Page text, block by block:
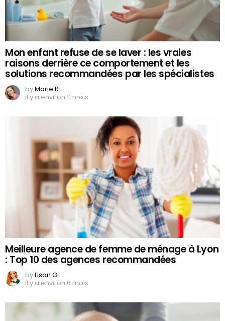
Mon enfant refuse de se laver : les vraies
raisons derrière ce comportement et les
solutions recommandées par les spécialistes
byMarie R.
il y a environ 11 mois
Meilleure agence de femme de ménage à Lyon
: Top 10 des agences recommandées
byLison G
il y a environ 6 mois